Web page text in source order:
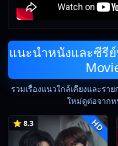
แนะนำหนังและซีรี
รวมเรื่องแนวใกล้เคียงและรา
ใหม่ดูต่อจาก
⭐ 8.3 HD